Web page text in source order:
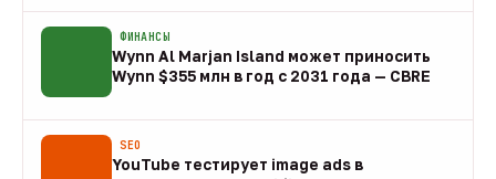
ФИНАНСЫ
Wynn Al Marjan Island может приносить
Wynn $355 млн в год с 2031 года — CBRE
SEO
YouTube тестирует image ads в